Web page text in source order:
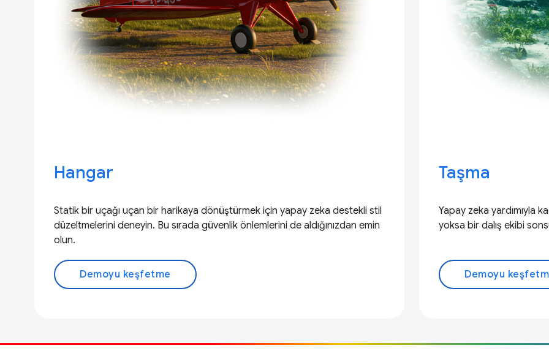
Hangar
Statik bir uçağı uçan bir harikaya dönüştürmek için yapay zeka destekli stil
düzeltmelerini deneyin. Bu sırada güvenlik önlemlerini de aldığınızdan emin
olun.
Demoyu keşfetme
Taşma
Yapay zeka yardımıyla
yoksa bir dalış ekibi
Demoyu